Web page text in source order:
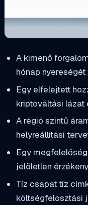
A kimenő
hónap nyereségét
Egy elfelejtett
kriptováltási lázat
A régió szintű
helyreállítási
Egy
jelöletlen
Tíz csapat tíz
költségfelosztási